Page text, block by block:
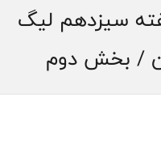
سیزدهم لیگ
/ بخش دوم